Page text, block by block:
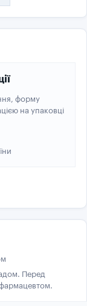
форму
на упаковці
Перед